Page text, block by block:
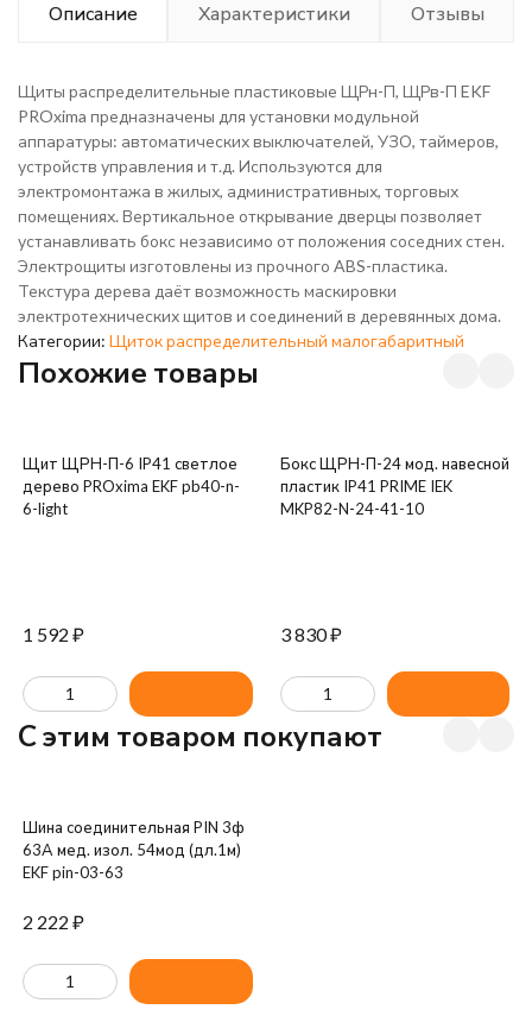
Описание Характеристики Отзывы
Щиты распределительные пластиковые ЩРн-П, ЩРв-П EKF
PROxima предназначены для установки модульной
аппаратуры: автоматических выключателей, УЗО, таймеров,
устройств управления и т.д. Используются для
электромонтажа в жилых, административных, торговых
помещениях. Вертикальное открывание дверцы позволяет
устанавливать бокс независимо от положения соседних стен.
Электрощиты изготовлены из прочного ABS-пластика.
Текстура дерева даёт возможность маскировки
электротехнических щитов и соединений в деревянных дома.
Категории: Щиток распределительный малогабаритный
Похожие товары
Щит ЩРН-П-6 IP41 светлое
дерево PROxima EKF pb40-n-
6-light
1 592 ₽
Бокс ЩРН-П-24 мод. навесной
пластик IP41 PRIME IEK
MKP82-N-24-41-10
3 830₽
C этим товаром покупают
Шина соединительная PIN 3ф
63А мед. изол. 54мод (дл.1м)
EKF pin-03-63
2 222 ₽